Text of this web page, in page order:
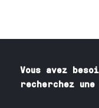
Vous avez
recherchez